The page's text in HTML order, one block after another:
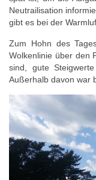
Neutrailisation
gibt es bei der
Zum Hohn des
Wolkenlinie über den
sind, gute
Außerhalb davon war